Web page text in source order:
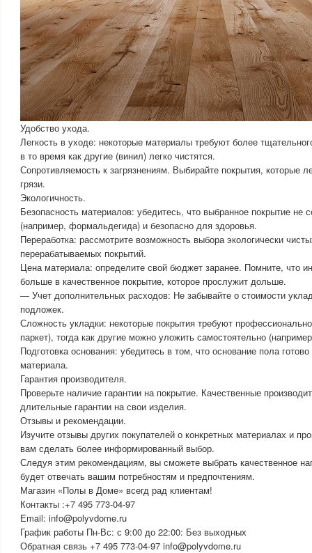
Удобство ухода.
Легкость в уходе: некоторые материалы требуют более
в то время как другие (винил) легко чистятся.
Сопротивляемость к загрязнениям. Выбирайте покрытия, которые
грязи.
Экологичность.
Безопасность материалов: убедитесь, что выбранное покрытие не
(например, формальдегида) и безопасно для здоровья.
Переработка: рассмотрите возможность выбора экологически
перерабатываемых покрытий.
Цена материала: определите свой бюджет заранее. Помните, что
больше в качественное покрытие, которое прослужит дольше.
— Учет дополнительных расходов: Не забывайте о стоимости
подложек.
Сложность укладки: некоторые покрытия требуют
паркет), тогда как другие можно уложить самостоятельно
Подготовка основания: убедитесь в том, что основание пола
материала.
Гарантия производителя.
Проверьте наличие гарантии на покрытие. Качественные
длительные гарантии на свои изделия.
Отзывы и рекомендации.
Изучите отзывы других покупателей о конкретных материалах и
вам сделать более информированный выбор.
Следуя этим рекомендациям, вы сможете выбрать качественное
будет отвечать вашим потребностям и предпочтениям.
Магазин «Полы в Доме» всегд рад клиентам!
Контакты :+7 495 773-04-97
Email: info@polyvdome.ru
График работы Пн-Вс: с 9:00 до 22:00: Без выходных
Обратная связь +7 495 773-04-97 info@polyvdome.ru